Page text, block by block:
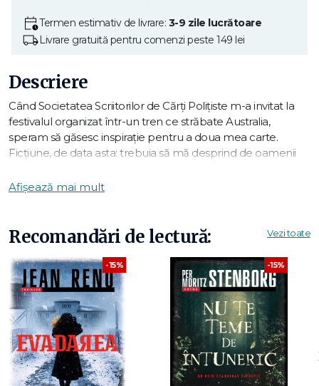
Termen estimativ de livrare: 3-9 zile lucrătoare
Livrare gratuită pentru comenzi peste 149 lei
Descriere
Când Societatea Scriitorilor de Cărți Polițiste m-a invitat la
festivalul organizat într-un tren ce străbate Australia,
speram să găsesc inspirație pentru a doua mea carte.
Ficțiune, de data asta: trebuia să mă desprind de oamenii
romane polițiste:
• Debutantul (eu!)
• Scriitorul de ficțiune criminalistică
• Scriitorul de blockbustere
Afișează mai mult
Recomandări de lectură: Vezi toate
-15% -15%